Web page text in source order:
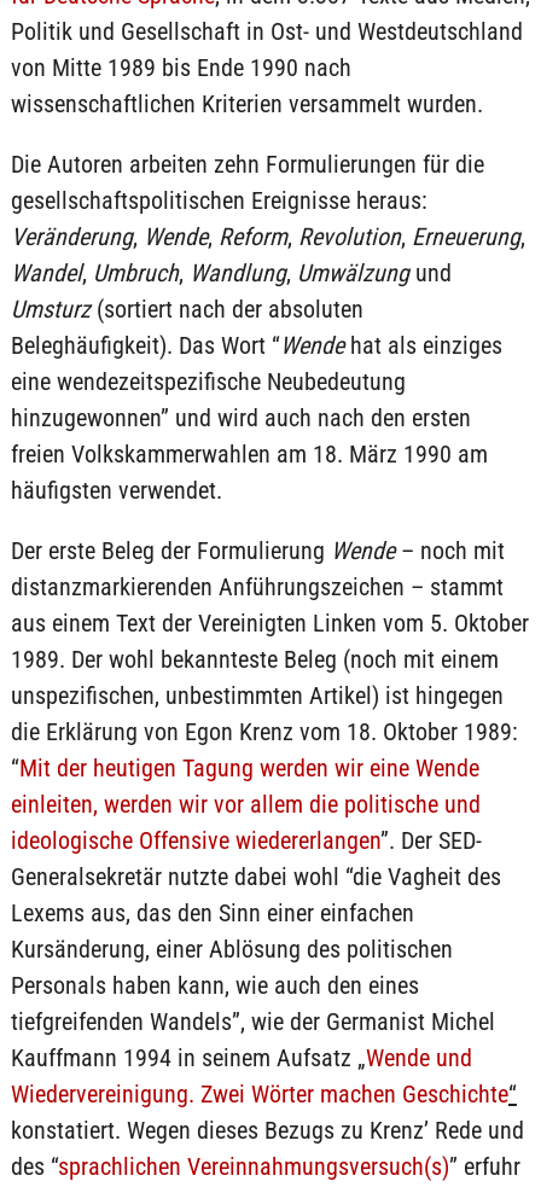
Politik und Gesellschaft in Ost- und Westdeutschland
von Mitte 1989 bis Ende 1990 nach
wissenschaftlichen Kriterien versammelt wurden.
Die Autoren arbeiten zehn Formulierungen für die
gesellschaftspolitischen Ereignisse heraus:
Veränderung, Wende, Reform, Revolution, Erneuerung,
Wandel, Umbruch, Wandlung, Umwälzungund
Umsturz(sortiert nach der absoluten
Beleghäufigkeit). Das Wort “Wendehat als einziges
eine wendezeitspezifische Neubedeutung
hinzugewonnen” und wird auch nach den ersten
freien Volkskammerwahlen am 18. März 1990 am
häufigsten verwendet.
Der erste Beleg der Formulierung Wende– noch mit
distanzmarkierenden Anführungszeichen – stammt
aus einem Text der Vereinigten Linken vom 5. Oktober
1989. Der wohl bekannteste Beleg (noch mit einem
unspezifischen, unbestimmten Artikel) ist hingegen
die Erklärung von Egon Krenz vom 18. Oktober 1989:
“Mit der heutigen Tagung werden wir eine Wende
einleiten, werden wir vor allem die politische und
ideologische Offensive wiedererlangen”. Der SED-
Generalsekretär nutzte dabei wohl “die Vagheit des
Lexems aus, das den Sinn einer einfachen
Kursänderung, einer Ablösung des politischen
Personals haben kann, wie auch den eines
tiefgreifenden Wandels”, wie der Germanist Michel
Kauffmann 1994 in seinem Aufsatz „Wende und
Wiedervereinigung. Zwei Wörter machen Geschichte“
konstatiert. Wegen dieses Bezugs zu Krenz’ Rede und
des “sprachlichen Vereinnahmungsversuch(s)” erfuhr